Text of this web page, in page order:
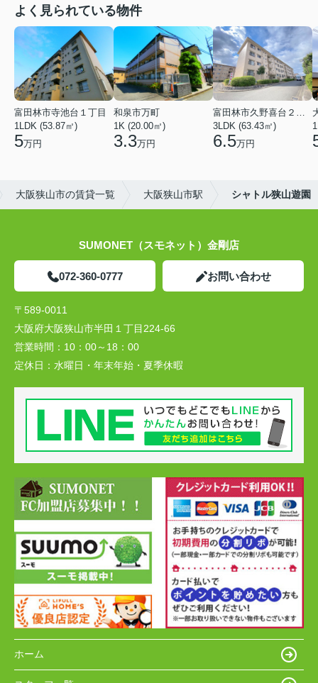
よく見られている物件
富田林市寺池台１丁目
1LDK (53.87㎡)
5万円
和泉市万町
1K (20.00㎡)
3.3万円
富田林市久野喜台２丁目
3LDK (63.43㎡)
6.5万円
大阪狭山市の賃貸一覧 大阪狭山市駅 シャトル狭山遊園
SUMONET（スモネット）金剛店
072-360-0777 お問い合わせ
〒589-0011
大阪府大阪狭山市半田１丁目224-66
営業時間： 10：00～18：00
定休日： 水曜日・年末年始・夏季休暇
ホーム